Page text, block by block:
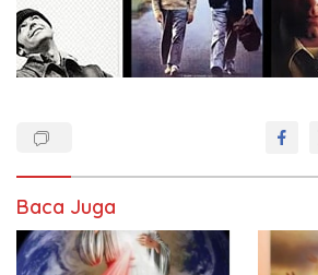
Baca Juga